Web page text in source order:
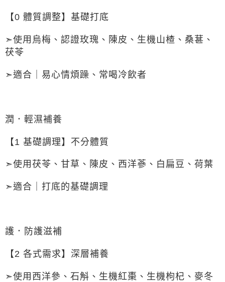
【0 體質調整】基礎打底
➣使用烏梅、認證玫瑰、陳皮、生機山楂、桑葚、
茯苓
➣適合｜易心情煩躁、常喝冷飲者
潤．輕濕補養
【1 基礎調理】不分體質
➣使用茯苓、甘草、陳皮、西洋蔘、白扁豆、荷葉
➣適合｜打底的基礎調理
護．防護滋補
【2 各式需求】深層補養
➣使用西洋參、石斛、生機紅棗、生機枸杞、麥冬